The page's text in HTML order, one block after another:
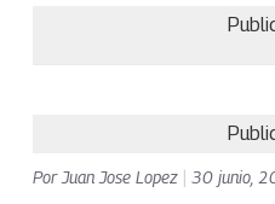
Por Juan Jose Lopez 30 junio,